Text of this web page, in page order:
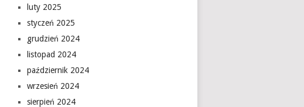
luty 2025
styczeń 2025
grudzień 2024
listopad 2024
październik 2024
wrzesień 2024
sierpień 2024